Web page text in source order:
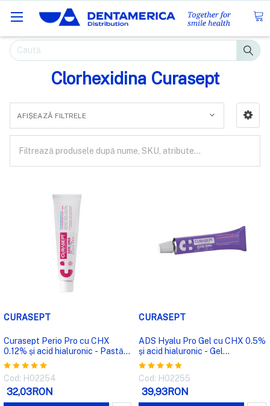
Caută
Clorhexidina Curasept
AFIȘEAZĂ FILTRELE
CURASEPT
Curasept Perio Pro cu CHX
0.12% și acid hialuronic - Pastă
de dinți
Cod: H02254
32,03RON
CURASEPT
ADS Hyalu Pro Gel cu CHX 0.5%
și acid hialuronic - Gel
parodontal
Cod: H02255
39,93RON